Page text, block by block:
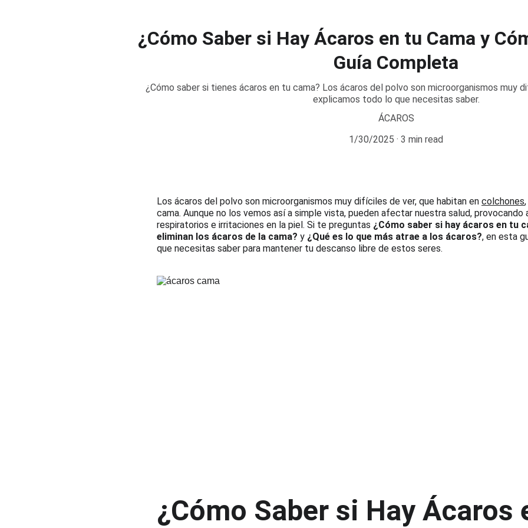
¿Cómo Saber si Hay Ácaros en tu Cama y
Guía Completa
¿Cómo saber si tienes ácaros en tu cama? Los ácaros del polvo son microorganismos muy
explicamos todo lo que necesitas saber.
ÁCAROS
1/30/2025
3 min read
¿Cómo Saber si Hay Ácaros
Los ácaros del polvo son microorganismos muy difíciles de ver, que habitan en colchones
cama. Aunque no los vemos así a simple vista, pueden afectar nuestra salud,
respiratorios e irritaciones en la piel. Si te preguntas ¿Cómo saber si hay ácaros en tu
eliminan los ácaros de la cama? y ¿Qué es lo que más atrae a los ácaros?, en esta
que necesitas saber para mantener tu descanso libre de estos seres.